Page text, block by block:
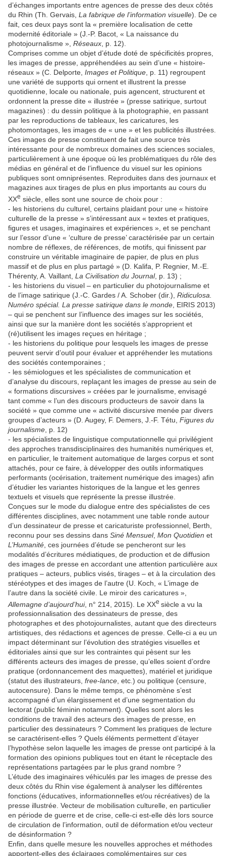
d’échanges importants entre agences de presse des deux côtés
du Rhin (Th. Gervais, La fabrique de l’information visuelle). De ce
fait, ces deux pays sont la « première localisation de cette
modernité éditoriale » (J.-P. Bacot, « La naissance du
photojournalisme », Réseaux , p. 12).
Comprises comme un objet d’étude doté de spécificités propres,
les images de presse, appréhendées au sein d’une « histoire-
réseaux » (C. Delporte, Images et Politique , p. 11) regroupent
une variété de supports qui ornent et illustrent la presse
quotidienne, locale ou nationale, puis agencent, structurent et
ordonnent la presse dite « illustrée » (presse satirique, surtout
magazines) : du dessin politique à la photographie, en passant
par les reproductions de tableaux, les caricatures, les
photomontages, les images de « une » et les publicités illustrées.
Ces images de presse constituent de fait une source très
intéressante pour de nombreux domaines des sciences sociales,
particulièrement à une époque où les problématiques du rôle des
médias en général et de l’influence du visuel sur les opinions
publiques sont omniprésentes. Reproduites dans des journaux et
magazines aux tirages de plus en plus importants au cours du
XXe siècle, elles sont une source de choix pour :
- les historiens du culturel, certains plaidant pour une « histoire
culturelle de la presse » s’intéressant aux « textes et pratiques,
figures et usages, imaginaires et expériences », et se penchant
sur l’essor d’une « ‘culture de presse’ caractérisée par un certain
nombre de réflexes, de références, de motifs, qui finissent par
construire un véritable imaginaire de papier, de plus en plus
massif et de plus en plus partagé » (D. Kalifa, P. Regnier, M.-E.
Thérenty, A. Vaillant, La Civilisation du Journal, p. 13) ;
- les historiens du visuel – en particulier du photojournalisme et
de l’image satirique (J.-C. Gardes / A. Schober (dir.), Ridiculosa.
Numéro spécial. La presse satirique dans le monde , EIRIS 2013)
– qui se penchent sur l’influence des images sur les sociétés,
ainsi que sur la manière dont les sociétés s’approprient et
(ré)utilisent les images reçues en héritage ;
- les historiens du politique pour lesquels les images de presse
peuvent servir d’outil pour évaluer et appréhender les mutations
des sociétés contemporaines ;
- les sémiologues et les spécialistes de communication et
d’analyse du discours, replaçant les images de presse au sein de
« formations discursives » créées par le journalisme, envisagé
tant comme « l’un des discours producteurs de savoir dans la
société » que comme une « activité discursive menée par divers
groupes d’acteurs » (D. Augey, F. Demers, J.-F. Tétu, Figures du
journalisme , p. 12)
- les spécialistes de linguistique computationnelle qui privilégient
des approches transdisciplinaires des humanités numériques et,
en particulier, le traitement automatique de larges corpus et sont
attachés, pour ce faire, à développer des outils informatiques
performants (océrisation, traitement numérique des images) afin
d’étudier les variantes historiques de la langue et les genres
textuels et visuels que représente la presse illustrée.
Conçues sur le mode du dialogue entre des spécialistes de ces
différentes disciplines, avec notamment une table ronde autour
d’un dessinateur de presse et caricaturiste professionnel, Berth,
reconnu pour ses dessins dans Siné Mensuel, Mon Quotidien et
L’Humanité , ces journées d’étude se pencheront sur les
modalités d’écritures médiatiques, de production et de diffusion
des images de presse en accordant une attention particulière aux
pratiques – acteurs, publics visés, tirages – et à la circulation des
stéréotypes et des images de l’autre (U. Koch, « L’image de
l’autre dans la société civile. Le miroir des caricatures »,
Allemagne d’aujourd’hui, n° 214, 2015). Le XXe siècle a vu la
professionnalisation des dessinateurs de presse, des
photographes et des photojournalistes, autant que des directeurs
artistiques, des rédactions et agences de presse. Celle-ci a eu un
impact déterminant sur l’évolution des stratégies visuelles et
éditoriales ainsi que sur les contraintes qui pèsent sur les
différents acteurs des images de presse, qu’elles soient d’ordre
pratique (ordonnancement des maquettes), matériel et juridique
(statut des illustrateurs, free-lance , etc.) ou politique (censure,
autocensure). Dans le même temps, ce phénomène s’est
accompagné d’un élargissement et d’une segmentation du
lectorat (public féminin notamment). Quelles sont alors les
conditions de travail des acteurs des images de presse, en
particulier des dessinateurs ? Comment les pratiques de lecture
se caractérisent-elles ? Quels éléments permettent d’étayer
l’hypothèse selon laquelle les images de presse ont participé à la
formation des opinions publiques tout en étant le réceptacle des
représentations partagées par le plus grand nombre ?
L’étude des imaginaires véhiculés par les images de presse des
deux côtés du Rhin vise également à analyser les différentes
fonctions (éducatives, informationnelles et/ou récréatives) de la
presse illustrée. Vecteur de mobilisation culturelle, en particulier
en période de guerre et de crise, celle-ci est-elle dès lors source
de circulation de l’information, outil de déformation et/ou vecteur
de désinformation ?
Enfin, dans quelle mesure les nouvelles approches et méthodes
apportent-elles des éclairages complémentaires sur ces